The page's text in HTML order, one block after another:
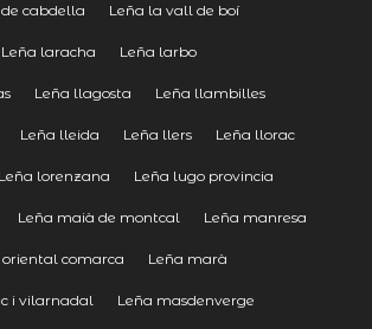
cabdella Leña la vall de boí
Leña laracha Leña larbo
Leña llagosta Leña llambilles
Leña lleida Leña llers Leña llorac
Leña lorenzana Leña lugo provincia
Leña maià de montcal Leña manresa
comarca Leña marà
i vilarnadal Leña masdenverge